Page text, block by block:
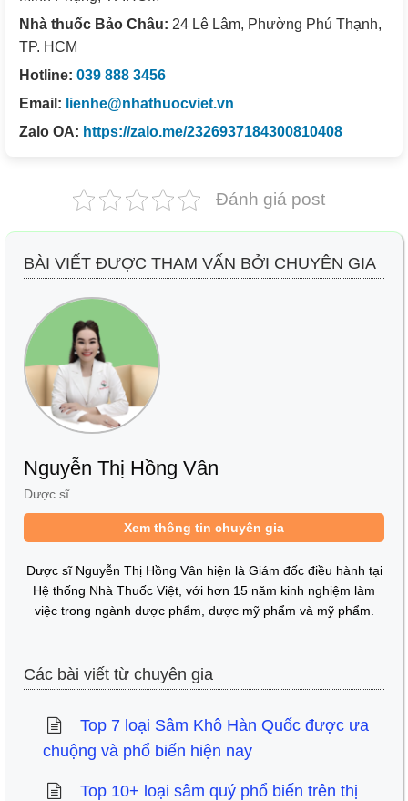
Nhà thuốc Bảo Châu: 24 Lê Lâm, Phường Phú Thạnh,
TP. HCM
Hotline: 039 888 3456
Email: lienhe@nhathuocviet.vn
Zalo OA: https://zalo.me/2326937184300810408
Đánh giá post
BÀI VIẾT ĐƯỢC THAM VẤN BỞI CHUYÊN GIA
Nguyễn Thị Hồng Vân
Dược sĩ
Xem thông tin chuyên gia
Dược sĩ Nguyễn Thị Hồng Vân hiện là Giám đốc điều hành tại
Hệ thống Nhà Thuốc Việt, với hơn 15 năm kinh nghiệm làm
việc trong ngành dược phẩm, dược mỹ phẩm và mỹ phẩm.
Các bài viết từ chuyên gia
Top 7 loại Sâm Khô Hàn Quốc được ưa
chuộng và phổ biến hiện nay
Top 10+ loại sâm quý phổ biến trên thị